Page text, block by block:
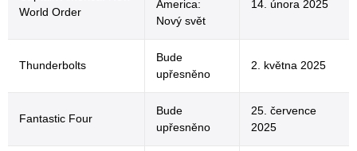
World Order
America:
Nový svět
14. února 2025
Thunderbolts
Bude
upřesněno
2. května 2025
Fantastic Four
Bude
upřesněno
25. července
2025